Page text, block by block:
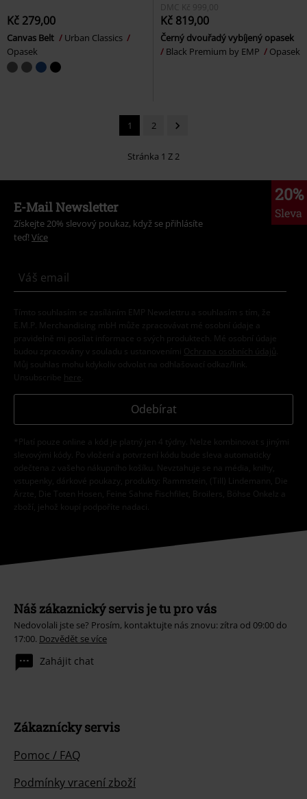
Kč 279,00
Canvas Belt
Urban Classics
Opasek
DMC
Kč 999,00
Kč 819,00
Černý dvouřadý vybíjený opasek
Black Premium by EMP
Opasek
1 2
Stránka 1 Z 2
20%
Sleva
E-Mail Newsletter
Získejte 20% slevový poukaz, když se přihlásíte
teď! Více
Tímto souhlasím se zasíláním EMP Newslettru a souhlasím s tím, že
E.M.P. Merchandising mbH může zpracovávat mé osobní údaje a
pravidelně mi posílat informace o svých produktech. Mé osobní údaje
budou zpracovány v souladu s ustanoveními
Ochrana osobních údajů
Můj souhlas mohu kdykoliv odvolat na odhlašovací odkaz/link.
Unsubscribe here
Odebírat
*Platí pouze online a kód je platný jen 4 týdny. Nelze kombinovat s jinými
slevovými kódy. Po vložení a potvrzení kódu bude sleva automaticky
odečtena z vašeho nákupního košíku. Nevztahuje se na média, knihy,
vstupenky, dárkové poukazy, produkty: Rammstein, (Till) Lindemann, Die
Ärzte, Die Toten Hosen, Feine Sahne Fischfilet, Broilers, Böhse Onkelz a
zboží, jehož koupí podpoříte nadaci.
Náš zákaznický servis je tu pro vás
Nedovolali jste se? Prosím, kontaktujte nás znovu: zítra od 09:00 do
17:00. Dozvědět se více
Zahájit chat
Zákaznícky servis
Pomoc / FAQ
Podmínky vracení zboží